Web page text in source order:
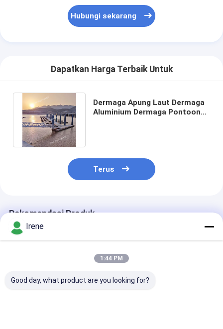
Hubungi sekarang
Dapatkan Harga Terbaik Untuk
Dermaga Apung Laut Dermaga
Aluminium Dermaga Pontoon
Terus
Rekomendasi Produk
Irene
1:44 PM
Good day, what product are you looking for?